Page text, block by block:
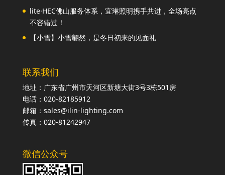
lite·HEC佛山服务体系，宜琳照明携手共进，全场亮点
不容错过！
【小雪】小雪翩然，是冬日初来的见面礼
联系我们
地址：广东省广州市天河区新塘大街3号3栋501房
电话：020-82185912
邮箱：sales@ilin-lighting.com
传真：020-81242947
微信公众号